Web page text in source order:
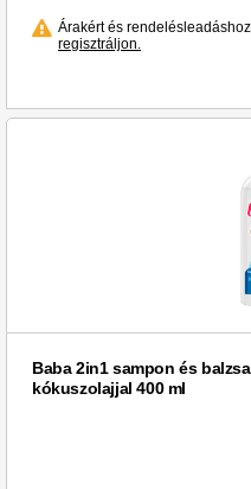
Árakért és
regisztráljon.
Baba 2in1 sampon és
kókuszolajjal 400 ml